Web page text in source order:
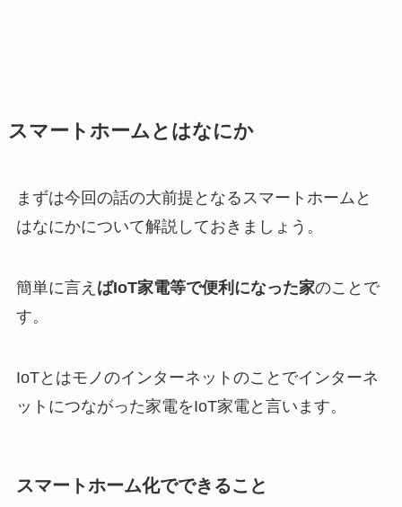
スマートホームとはなにか
まずは今回の話の大前提となるスマートホームと
はなにかについて解説しておきましょう。
簡単に言え ばIoT家電等で便利になった家のことで
す。
IoTとはモノのインターネットのことでインターネ
ットにつながった家電をIoT家電と言います。
スマートホーム化でできること